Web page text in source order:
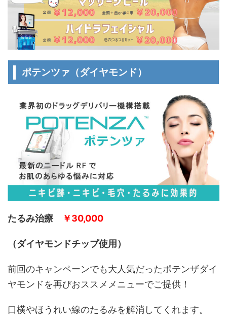
ポテンツァ（ダイヤモンド）
たるみ治療 ￥30,000
（ダイヤモンドチップ使用）
前回のキャンペーンでも大人気だったポテンザダイ
ヤモンドを再びおススメメニューでご提供！
口横やほうれい線のたるみを解消してくれます。